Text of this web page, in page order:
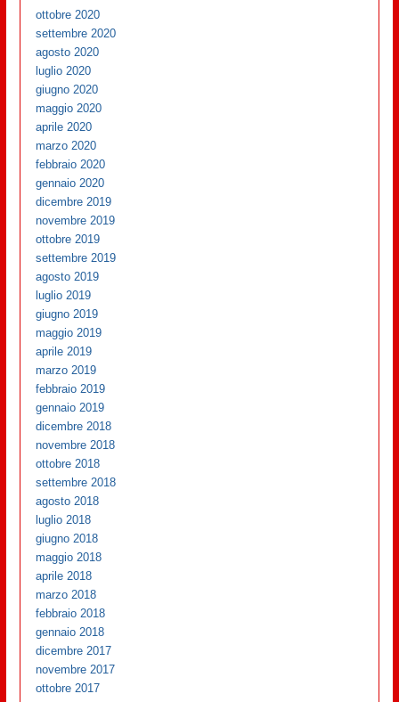
ottobre 2020
settembre 2020
agosto 2020
luglio 2020
giugno 2020
maggio 2020
aprile 2020
marzo 2020
febbraio 2020
gennaio 2020
dicembre 2019
novembre 2019
ottobre 2019
settembre 2019
agosto 2019
luglio 2019
giugno 2019
maggio 2019
aprile 2019
marzo 2019
febbraio 2019
gennaio 2019
dicembre 2018
novembre 2018
ottobre 2018
settembre 2018
agosto 2018
luglio 2018
giugno 2018
maggio 2018
aprile 2018
marzo 2018
febbraio 2018
gennaio 2018
dicembre 2017
novembre 2017
ottobre 2017